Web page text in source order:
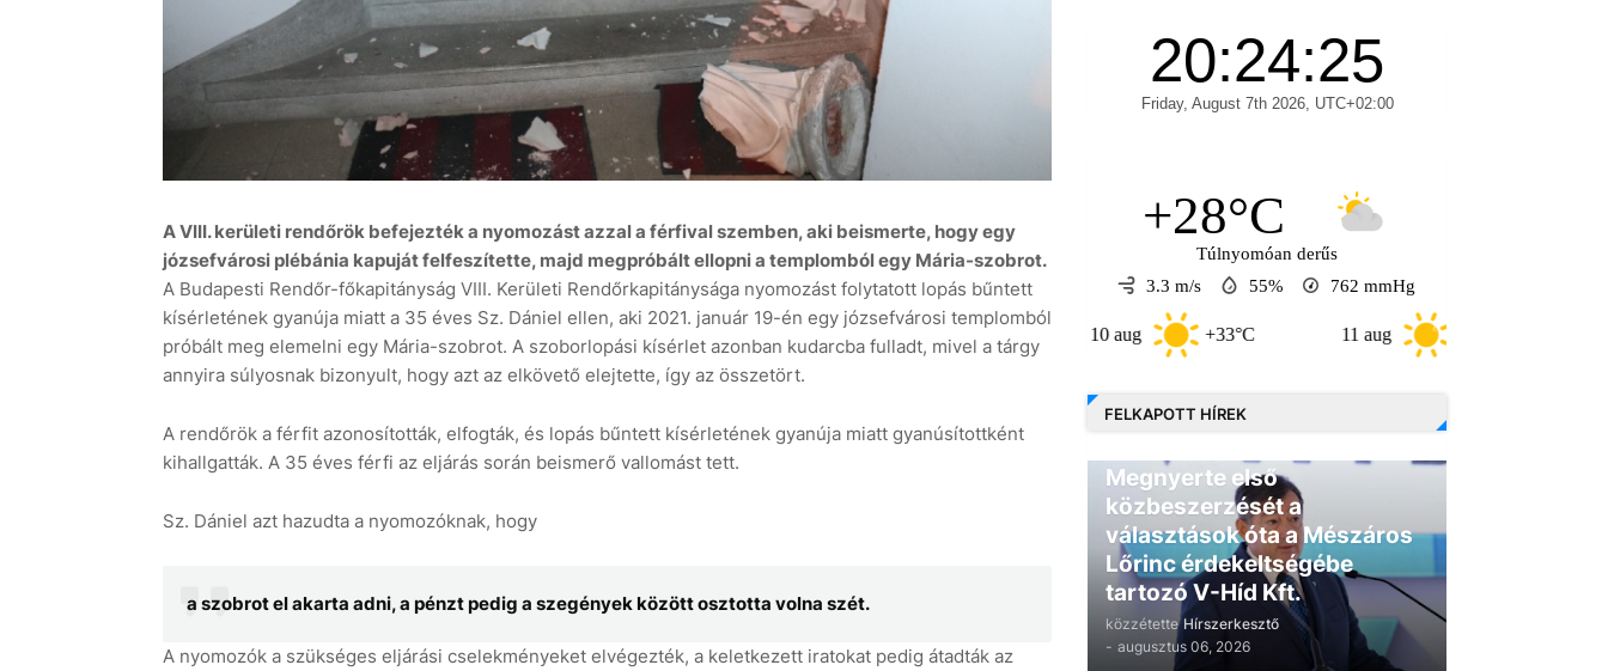
A VIII. kerületi rendőrök befejezték a nyomozást azzal a férfival szemben, aki beismerte, hogy egy
józsefvárosi plébánia kapuját felfeszítette, majd megpróbált ellopni a templomból egy Mária-szobrot.
A Budapesti Rendőr-főkapitányság VIII. Kerületi Rendőrkapitánysága nyomozást folytatott lopás bűntett
kísérletének gyanúja miatt a 35 éves Sz. Dániel ellen, aki 2021. január 19-én egy józsefvárosi templomból
próbált meg elemelni egy Mária-szobrot. A szoborlopási kísérlet azonban kudarcba fulladt, mivel a tárgy
annyira súlyosnak bizonyult, hogy azt az elkövető elejtette, így az összetört.
A rendőrök a férfit azonosították, elfogták, és lopás bűntett kísérletének gyanúja miatt gyanúsítottként
kihallgatták. A 35 éves férfi az eljárás során beismerő vallomást tett.
Sz. Dániel azt hazudta a nyomozóknak, hogy
a szobrot el akarta adni, a pénzt pedig a szegények között osztotta volna szét.
A nyomozók a szükséges eljárási cselekményeket elvégezték, a keletkezett iratokat pedig átadták az
+28°C
Túlnyomóan derűs
3.3 m/s
55% 762 mmHg
7 aug +32°C +30°C +30°C 10 aug +33°C +34°C
FELKAPOTT HÍREK
Megnyerte első
közbeszerzését a
választások óta a Mészáros
Lőrinc érdekeltségébe
tartozó V-Híd Kft.
közzétette Hírszerkesztő
- augusztus 06, 2026